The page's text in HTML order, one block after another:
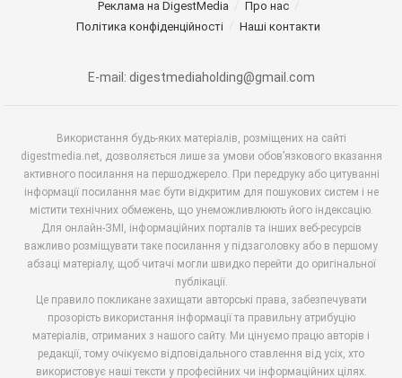
Реклама на DigestMedia
Про нас
Політика конфіденційності
Наші контакти
E-mail: digestmediaholding@gmail.com
Використання будь-яких матеріалів, розміщених на сайті
digestmedia.net, дозволяється лише за умови обов’язкового вказання
активного посилання на першоджерело. При передруку або цитуванні
інформації посилання має бути відкритим для пошукових систем і не
містити технічних обмежень, що унеможливлюють його індексацію.
Для онлайн-ЗМІ, інформаційних порталів та інших веб-ресурсів
важливо розміщувати таке посилання у підзаголовку або в першому
абзаці матеріалу, щоб читачі могли швидко перейти до оригінальної
публікації.
Це правило покликане захищати авторські права, забезпечувати
прозорість використання інформації та правильну атрибуцію
матеріалів, отриманих з нашого сайту. Ми цінуємо працю авторів і
редакції, тому очікуємо відповідального ставлення від усіх, хто
використовує наші тексти у професійних чи інформаційних цілях.